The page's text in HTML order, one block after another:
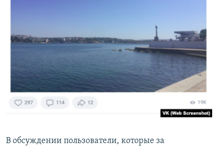
В обсуждении пользователи, которые за